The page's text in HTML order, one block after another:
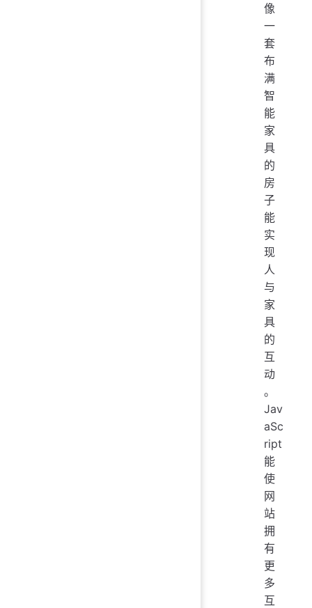
像
一
套
布
满
智
能
家
具
的
房
子
能
实
现
人
与
家
具
的
互
动
。
Jav
aSc
ript
能
使
网
站
拥
有
更
多
互